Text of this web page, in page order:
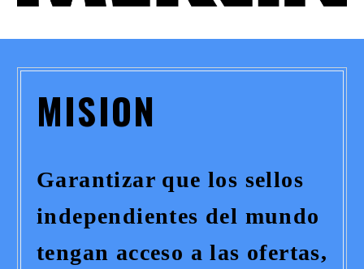
MISION
Garantizar que los sellos
independientes del mundo
tengan acceso a las ofertas,